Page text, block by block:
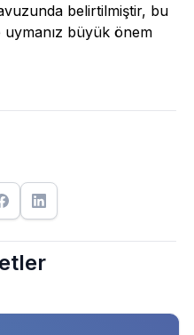
belirtilmiştir, bu
büyük önem